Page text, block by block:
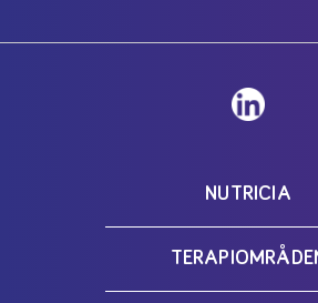
NUTRICIA